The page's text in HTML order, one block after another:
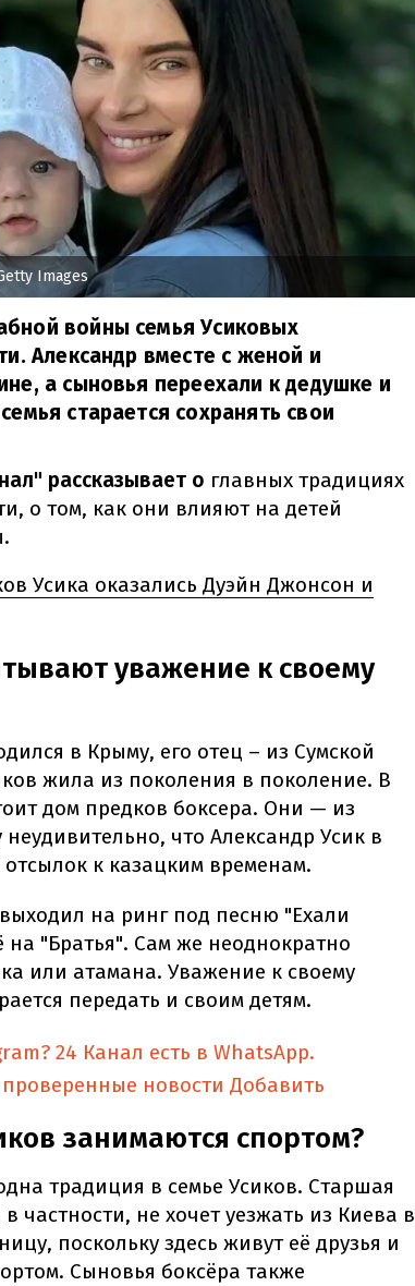
Images
войны семья Усиковых
Александр вместе с женой и
а сыновья переехали к дедушке и
старается сохранять свои
рассказывает о главных традициях
о том, как они влияют на детей
Усика оказались Дуэйн Джонсон и
уважение к своему
в Крыму, его отец – из Сумской
жила из поколения в поколение. В
дом предков боксера. Они — из
что Александр Усик в
отсылок к казацким временам.
на ринг под песню "Ехали
на "Братья". Сам же неоднократно
или атамана. Уважение к своему
передать и своим детям.
24 Канал есть в WhatsApp.
новости Добавить
занимаются спортом?
традиция в семье Усиков. Старшая
частности, не хочет уезжать из Киева в
поскольку здесь живут её друзья и
Сыновья боксёра также